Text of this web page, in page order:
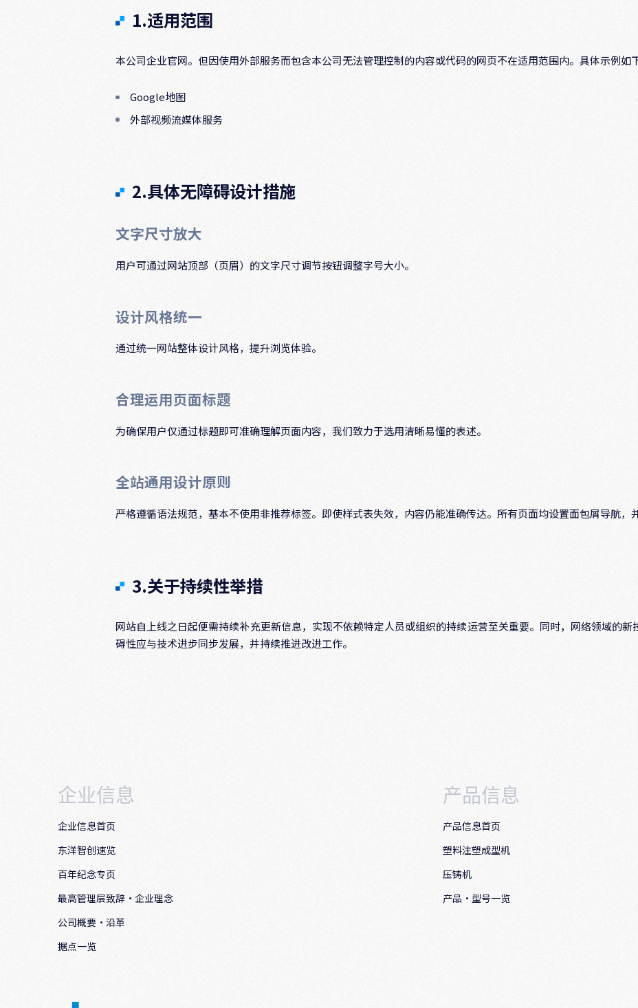
1.适用范围
本公司企业官网。但因使用外部服务而包含本公司无法管理控制的内容或代码的网页不在适用范围内。具体示例如下
Google地图
外部视频流媒体服务
2.具体无障碍设计措施
文字尺寸放大
用户可通过网站顶部（页眉）的文字尺寸调节按钮调整字号大小。
设计风格统一
通过统一网站整体设计风格，提升浏览体验。
合理运用页面标题
为确保用户仅通过标题即可准确理解页面内容，我们致力于选用清晰易懂的表述。
全站通用设计原则
严格遵循语法规范，基本不使用非推荐标签。即使样式表失效，内容仍能准确传达。所有页面均设置面包屑导航，
3.关于持续性举措
网站自上线之日起便需持续补充更新信息，实现不依赖特定人员或组织的持续运营至关重要。同时，网络领域的
碍性应与技术进步同步发展，并持续推进改进工作。
企业信息
企业信息首页
东洋智创速览
百年纪念专页
最高管理层致辞·企业理念
公司概要・沿革
据点一览
产品信息
产品信息首页
塑料注塑成型机
压铸机
产品·型号一览